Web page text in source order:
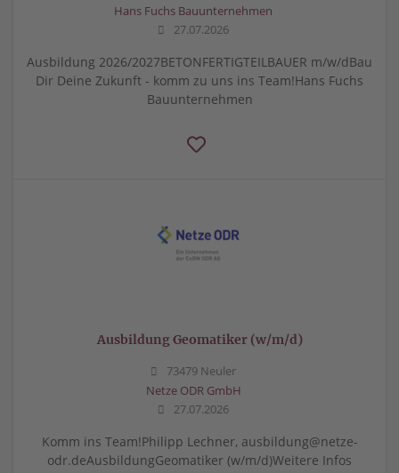
Hans Fuchs Bauunternehmen
27.07.2026
Ausbildung 2026/2027BETONFERTIGTEILBAUER m/w/dBau
Dir Deine Zukunft - komm zu uns ins Team!Hans Fuchs
Bauunternehmen
Ausbildung Geomatiker (w/m/d)
73479 Neuler
Netze ODR GmbH
27.07.2026
Komm ins Team!Philipp Lechner, ausbildung@netze-
odr.deAusbildungGeomatiker (w/m/d)Weitere Infos